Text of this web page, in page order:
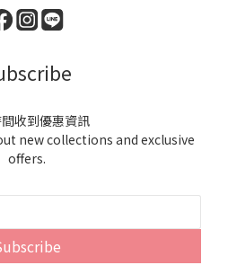
收到優惠資訊
new collections and exclusive
offers.